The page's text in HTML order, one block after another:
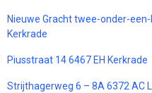
Nieuwe Gracht twee-onder-
Kerkrade
Piusstraat 14 6467 EH Kerkrade
Strijthagerweg 6 – 8A 6372 AC